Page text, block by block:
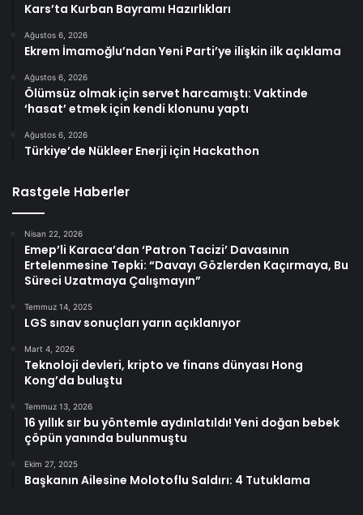
Kars’ta Kurban Bayramı Hazırlıkları
Ağustos 6, 2026
Ekrem İmamoğlu’ndan Yeni Parti’ye ilişkin ilk açıklama
Ağustos 6, 2026
Ölümsüz olmak için servet harcamıştı: Vaktinde
‘hasat’ etmek için kendi klonunu yaptı
Ağustos 6, 2026
Türkiye’de Nükleer Enerji için Hackathon
Rastgele Haberler
Nisan 22, 2026
Emep’li Karaca’dan ‘Patron Tacizi’ Davasının
Ertelenmesine Tepki: “Davayı Gözlerden Kaçırmaya, Bu
Süreci Uzatmaya Çalışmayın”
Temmuz 14, 2025
LGS sınav sonuçları yarın açıklanıyor
Mart 4, 2026
Teknoloji devleri, kripto ve finans dünyası Hong
Kong’da buluştu
Temmuz 13, 2026
16 yıllık sır bu yöntemle aydınlatıldı! Yeni doğan bebek
çöpün yanında bulunmuştu
Ekim 27, 2025
Başkanın Ailesine Molotoflu Saldırı: 4 Tutuklama